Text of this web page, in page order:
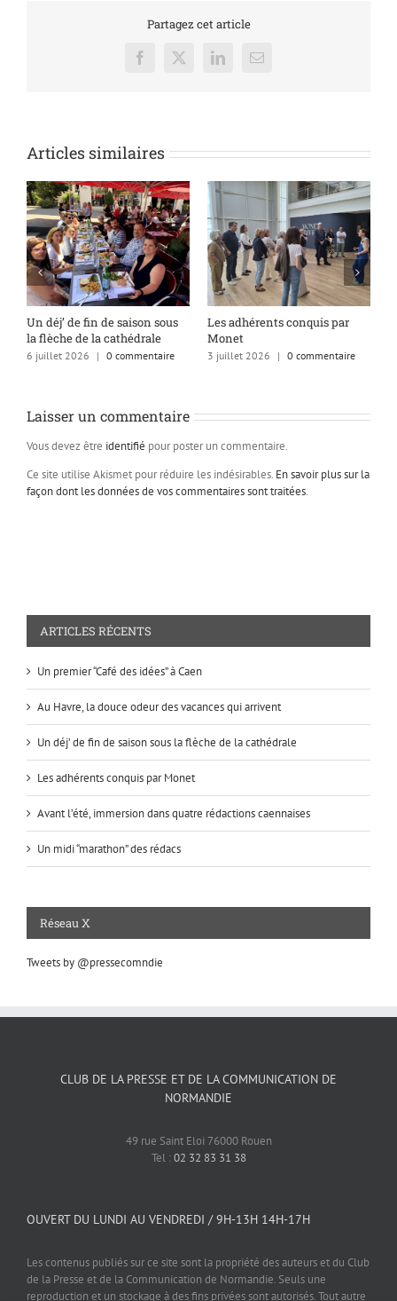
Partagez cet article
Facebook
X LinkedInEmail
Articles similaires
Un déj’ de fin de saison sous
la flèche de la cathédrale
6 juillet 2026 | 0 commentaire
Les adhérents conquis par
Monet
3 juillet 2026 | 0 commentaire
Laisser un commentaire
Vous devez être identifié pour poster un commentaire.
Ce site utilise Akismet pour réduire les indésirables. En savoir plus sur la
façon dont les données de vos commentaires sont traitées.
ARTICLES RÉCENTS
Un premier “Café des idées” à Caen
Au Havre, la douce odeur des vacances qui arrivent
Un déj’ de fin de saison sous la flèche de la cathédrale
Les adhérents conquis par Monet
Avant l’été, immersion dans quatre rédactions caennaises
Un midi “marathon” des rédacs
Réseau X
Tweets by @pressecomndie
CLUB DE LA PRESSE ET DE LA COMMUNICATION DE
NORMANDIE
49 rue Saint Eloi 76000 Rouen
Tel :02 32 83 31 38
OUVERT DU LUNDI AU VENDREDI / 9H-13H 14H-17H
Les contenus publiés sur ce site sont la propriété des auteurs et du Club
de la Presse et de la Communication de Normandie. Seuls une
reproduction et un stockage à des fins privées sont autorisés. Tout autre